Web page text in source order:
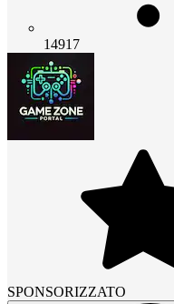
14917
SPONSORIZZATO